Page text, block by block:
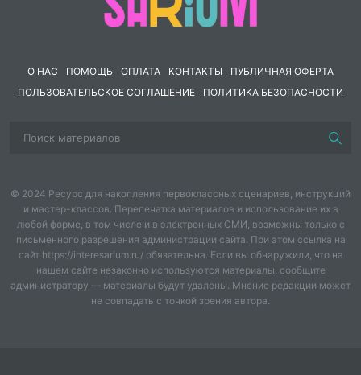
формами культуры:
А) музыкальная симфония;
В) религиозная доктрина;
Д) ювелирное украшение.
ФОРМА КУЛЬТУРЫ
4. Выберите верные суждения о культуре и её
разновидностях.
1. Достижения культуры представляют собой
продукт духовной деятельности людей определённой
О НАС ПОМОЩЬ ОПЛАТА КОНТАКТЫ
ПУБЛИЧНАЯ ОФЕРТА
ПОЛЬЗОВАТЕЛЬСКОЕ СОГЛАШЕНИЕ
ПОЛИТИКА БЕЗОПАСНОСТИ
© 2024 Ресурс для накопления первоклассных сценариев, инструкций
и мастер-классов. Перепечатка материалов и использование их в
любой форме, в том числе и в электронных СМИ, возможны только с
письменного разрешения администрации сайта. При этом ссылка на
сайт https://interesarium.ru/ обязательна. Если вы обнаружили, что на
нашем сайте незаконно используются материалы, сообщите
администратору — материалы будут удалены. Мнение редакции может
не совпадать с точкой зрения автора.